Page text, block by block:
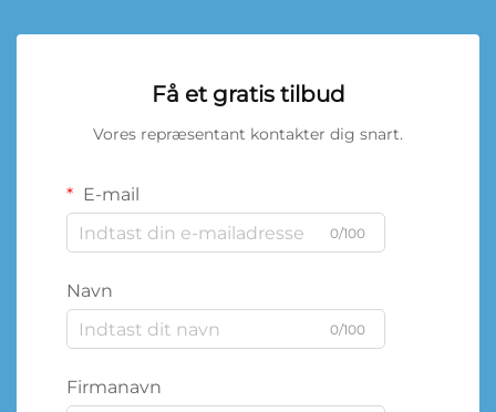
Få et gratis tilbud
Vores repræsentant kontakter dig snart.
E-mail
0/100
Navn
0/100
Firmanavn